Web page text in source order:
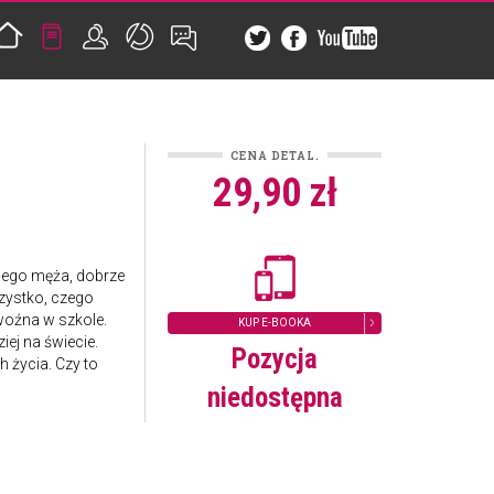
CENA DETAL.
29,90 zł
KUP E-BOOKA
Pozycja
niedostępna
męża, dobrze
czego
w szkole.
na świecie.
życia. Czy to